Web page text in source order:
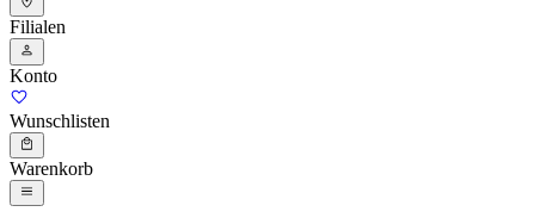
Filialen
Konto
Wunschlisten
Warenkorb